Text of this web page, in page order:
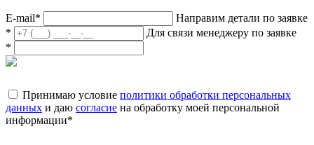
E-mail*
Направим детали по заявке
*
Для связи менеджеру по заявке
*
Принимаю условие политики обработки персональных
данных и даю согласие на обработку моей персональной
информации*